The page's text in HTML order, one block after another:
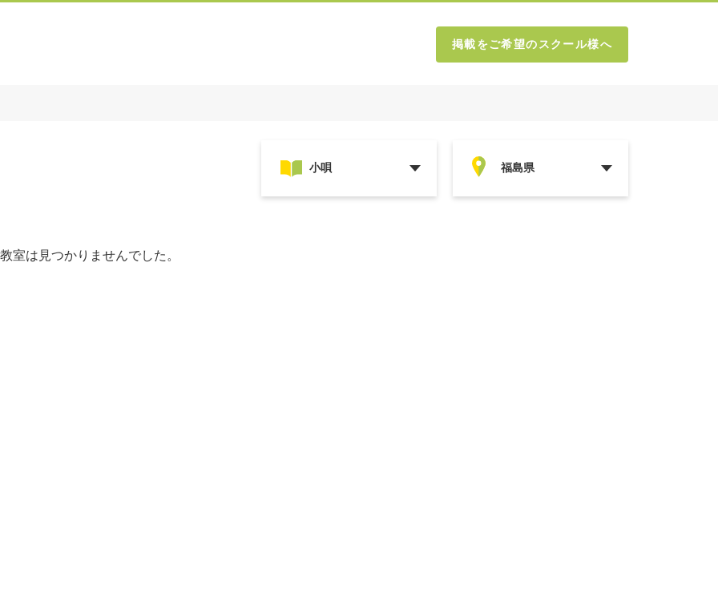
掲載をご希望のスクール様へ
室は見つかりませんでした。